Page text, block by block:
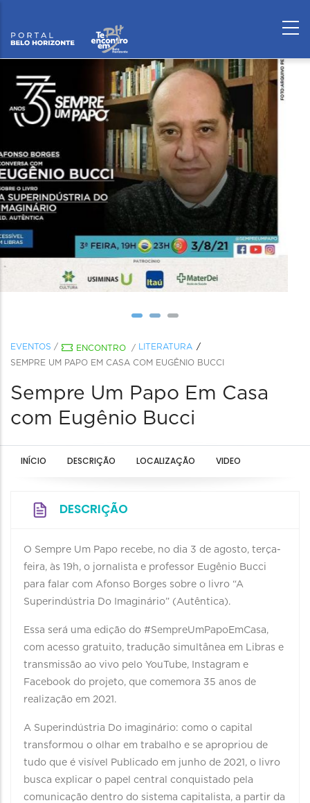
EVENTOS / ENCONTRO /
LITERATURA
SEMPRE UM PAPO EM CASA COM EUGÊNIO BUCCI
Sempre Um Papo Em Casa
com Eugênio Bucci
INÍCIO DESCRIÇÃO LOCALIZAÇÃO VIDEO
DESCRIÇÃO
O Sempre Um Papo recebe, no dia 3 de agosto, terça-
feira, às 19h, o jornalista e professor Eugênio Bucci
para falar com Afonso Borges sobre o livro “A
Superindústria Do Imaginário” (Autêntica).
Essa será uma edição do #SempreUmPapoEmCasa,
com acesso gratuito, tradução simultânea em Libras e
transmissão ao vivo pelo YouTube, Instagram e
Facebook do projeto, que comemora 35 anos de
realização em 2021.
A Superindústria Do imaginário: como o capital
transformou o olhar em trabalho e se apropriou de
tudo que é visível Publicado em junho de 2021, o livro
busca explicar o papel central conquistado pela
comunicação dentro do sistema capitalista, a partir da